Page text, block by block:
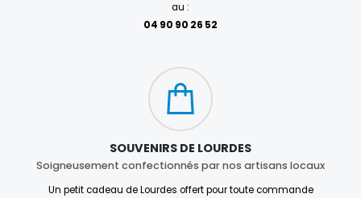
au :
04 90 90 26 52
SOUVENIRS DE LOURDES
Soigneusement confectionnés par nos artisans locaux
Un petit cadeau de Lourdes offert pour toute commande